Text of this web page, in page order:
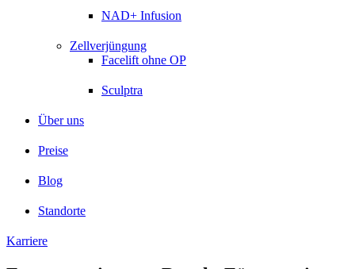
NAD+ Infusion
Zellverjüngung
Facelift ohne OP
Sculptra
Über uns
Preise
Blog
Standorte
Karriere